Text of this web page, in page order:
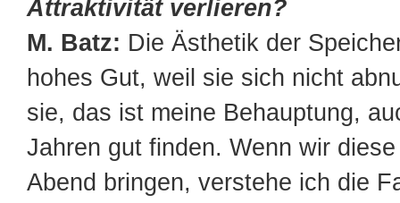
Attraktivität verlieren?
M. Batz: Die Ästhetik der
hohes Gut, weil sie sich nicht
sie, das ist meine Behauptung,
Jahren gut finden. Wenn wir
Abend bringen, verstehe ich die